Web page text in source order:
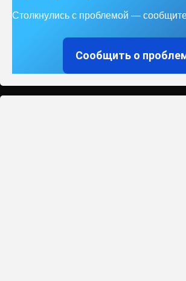
Столкнулись с проблемой —
Сообщить о